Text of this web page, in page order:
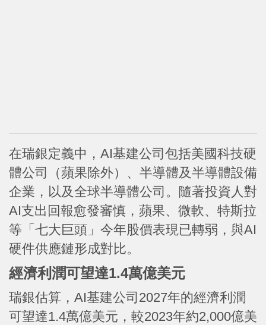
在瑞銀定義中，AI基建公司包括美國科技硬
體公司（蘋果除外）、半導體及半導體設備
企業，以及全球半導體公司。隨著投資人對
AI支出回報愈發審慎，蘋果、微軟、特斯拉
等「七大巨頭」今年股價表現已轉弱，與AI
硬件供應鏈形成對比。
經濟利潤可望達1.4萬億美元
瑞銀估算，AI基建公司2027年的經濟利潤
可望達1.4萬億美元，較2023年約2,000億美